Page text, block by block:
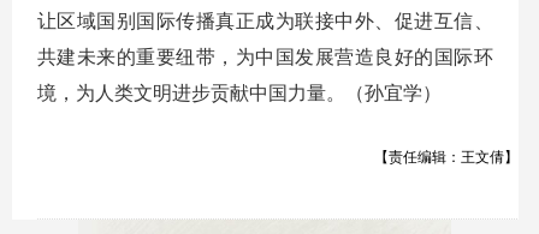
让区域国别国际传播真正成为联接中外、促进互信、
共建未来的重要纽带，为中国发展营造良好的国际环
境，为人类文明进步贡献中国力量。（孙宜学）
【责任编辑：王文倩】